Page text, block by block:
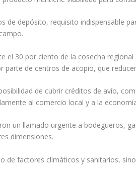
de depósito, requisito indispensable
el 30 por ciento de la cosecha
de centros de acopio, que
de cubrir créditos de avío,
al comercio local y a la
un llamado urgente a bodegueros,
dimensiones.
de factores climáticos y sanitarios,